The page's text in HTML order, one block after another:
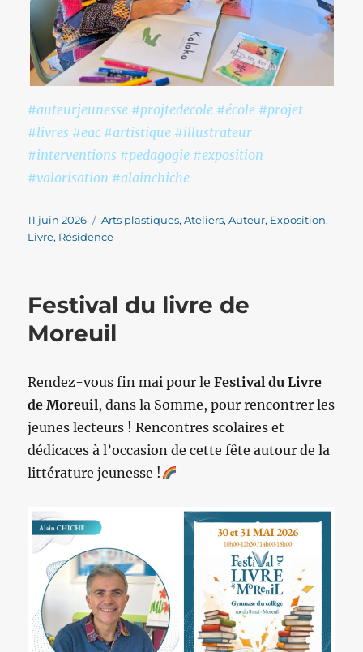
#auteurjeunesse #projtedecole #école #projet
#livres #eac #artistique #illustrateur
#interventions #pedagogie #exposition
#valorisation #alainchiche
Publié
le
11 juin 2026 Catégories
Arts plastiques,Ateliers,Auteur, Exposition,
Livre, Résidence
Festival du livre de
Moreuil
Rendez-vous fin mai pour leFestival du Livre
de Moreuil, dans la Somme, pour rencontrer les
jeunes lecteurs ! Rencontres scolaires et
dédicaces à l’occasion de cette fête autour de la
littérature jeunesse !